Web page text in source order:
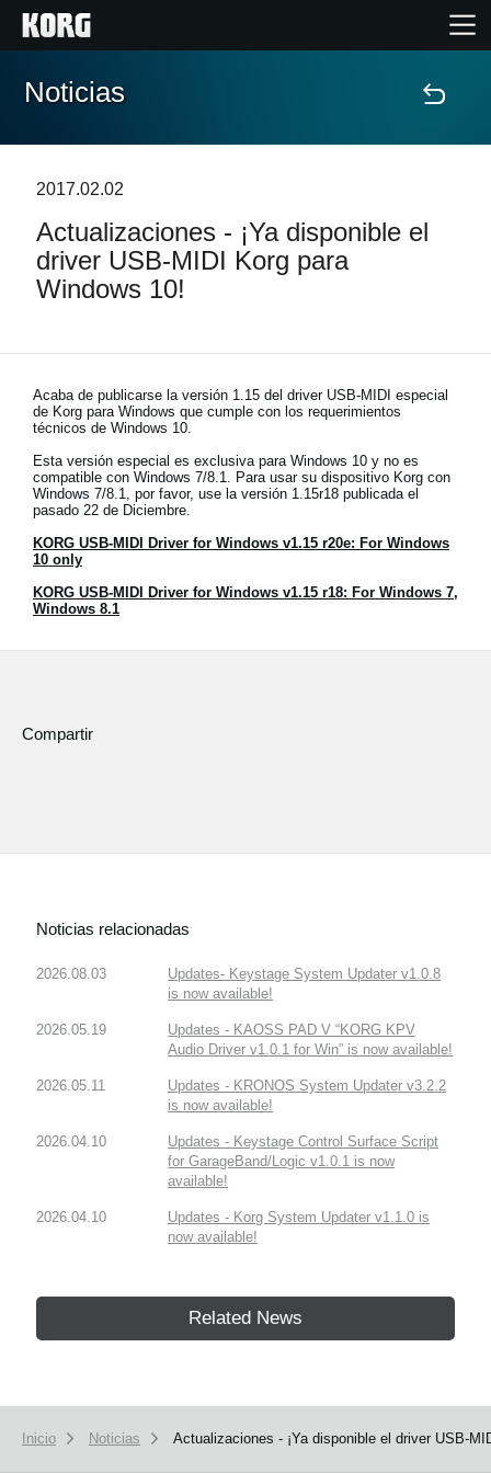
Inicio
Características
Eventos
Soporte
Localizador de Tiendas
Noticias
Ubicación
Redes Sociales
Noticias
2017.02.02
Actualizaciones - ¡Ya disponible el
driver USB-MIDI Korg para
Windows 10!
Acaba de publicarse la versión 1.15 del driver USB-MIDI especial
de Korg para Windows que cumple con los requerimientos
técnicos de Windows 10.
Esta versión especial es exclusiva para Windows 10 y no es
compatible con Windows 7/8.1. Para usar su dispositivo Korg con
Windows 7/8.1, por favor, use la versión 1.15r18 publicada el
pasado 22 de Diciembre.
KORG USB-MIDI Driver for Windows v1.15 r20e: For Windows
10 only
KORG USB-MIDI Driver for Windows v1.15 r18: For Windows 7,
Windows 8.1
Compartir
Noticias relacionadas
2026.08.03
Updates- Keystage System Updater v1.0.8
is now available!
2026.05.19
Updates - KAOSS PAD V “KORG KPV
Audio Driver v1.0.1 for Win” is now available!
2026.05.11
Updates - KRONOS System Updater v3.2.2
is now available!
2026.04.10
Updates - Keystage Control Surface Script
for GarageBand/Logic v1.0.1 is now
available!
2026.04.10
Updates - Korg System Updater v1.1.0 is
now available!
Related News
Inicio Noticias Actualizaciones - ¡Ya disponible el driver USB-